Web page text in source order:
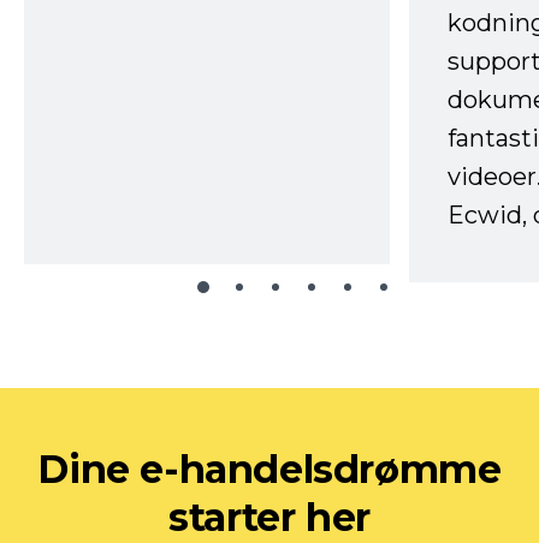
Ecwid,
Dine e-handelsdrømme
starter her